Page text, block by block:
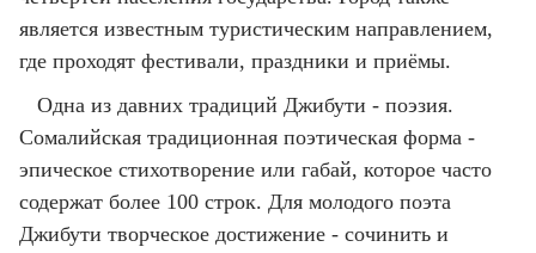
является известным туристическим направлением,
где проходят фестивали, праздники и приёмы.
Одна из давних традиций Джибути - поэзия.
Сомалийская традиционная поэтическая форма -
эпическое стихотворение или габай, которое часто
содержат более 100 строк. Для молодого поэта
Джибути творческое достижение - сочинить и